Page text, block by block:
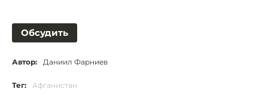
Обсудить
Автор: Даниил Фарниев
Тег: Афганистан